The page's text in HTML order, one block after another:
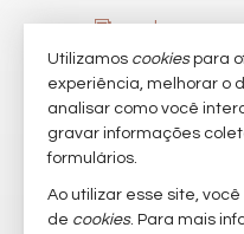
receba nosso
indicadores
cadastre seu
imóveis favoritos
mapa de
Utilizamos cookiespara
experiência, melhorar o
analisar como você
gravar informações
formulários.
Ao utilizar esse site,
de cookies. Para mais